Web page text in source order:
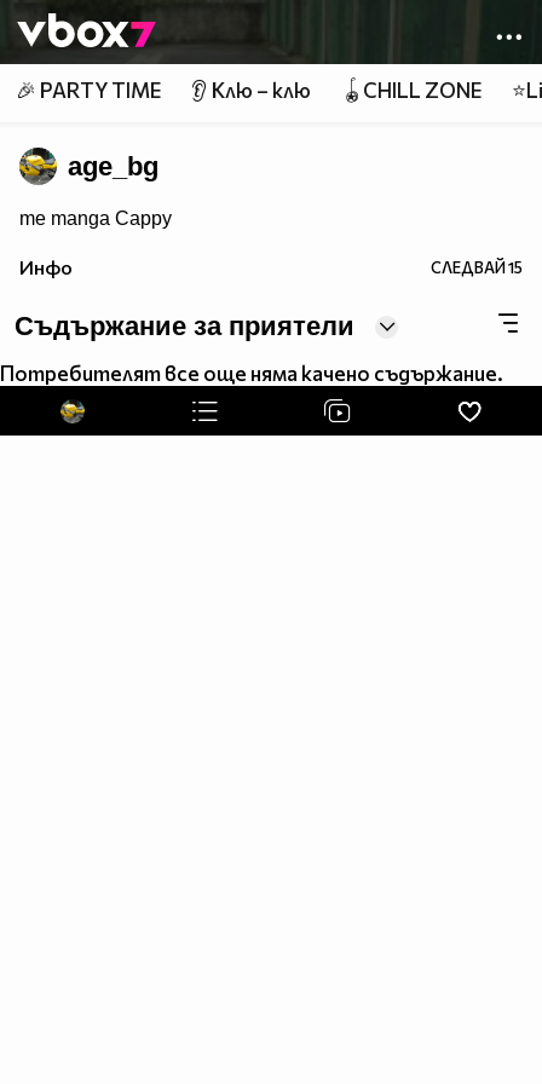
👾
🎉 PARTY TIME 👂 Клю – клю 🪀CHILL ZONE
age_bg
me manga Cappy
Инфо СЛЕДВАЙ15
Съдържание за приятели
Потребителят все още няма качено съдържание.